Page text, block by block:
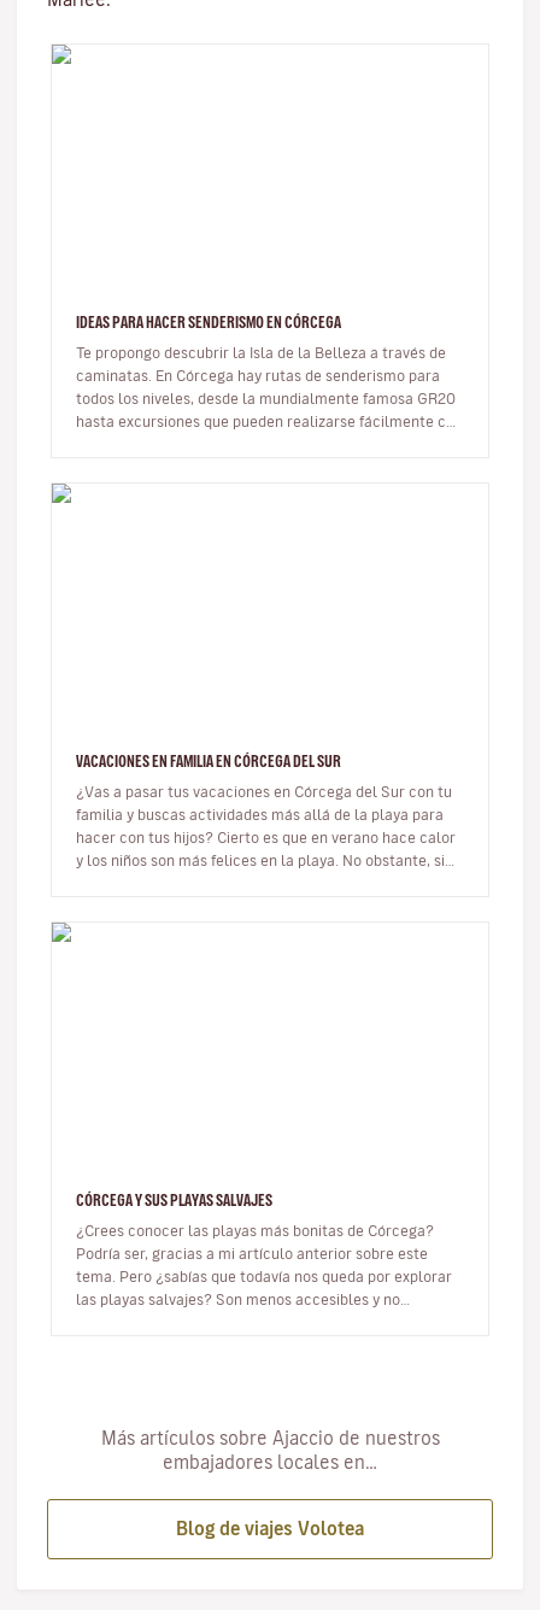
IDEAS PARA HACER SENDERISMO EN CÓRCEGA
Te propongo descubrir la Isla de la Belleza a través de
caminatas. En Córcega hay rutas de senderismo para
todos los niveles, desde la mundialmente famosa GR20
hasta excursiones que pueden realizarse fácilmente con
VACACIONES EN FAMILIA EN CÓRCEGA DEL SUR
¿Vas a pasar tus vacaciones en Córcega del Sur con tu
familia y buscas actividades más allá de la playa para
hacer con tus hijos? Cierto es que en verano hace calor
y los niños son más felices en la playa. No obstante, si
CÓRCEGA Y SUS PLAYAS SALVAJES
¿Crees conocer las playas más bonitas de Córcega?
Podría ser, gracias a mi artículo anterior sobre este
tema. Pero ¿sabías que todavía nos queda por explorar
las playas salvajes? Son menos accesibles y no
Más artículos sobre Ajaccio de nuestros
embajadores locales en…
Blog de viajes Volotea